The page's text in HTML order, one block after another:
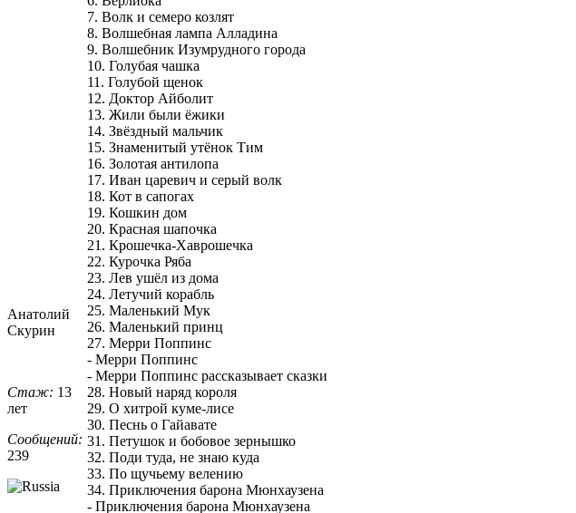
Анатолий
Скурин
Стаж: 13
лет
Сообщений:
239
7. Волк и семеро козлят
8. Волшебная лампа Алладина
9. Волшебник Изумрудного города
10. Голубая чашка
11. Голубой щенок
12. Доктор Айболит
13. Жили были ёжики
14. Звёздный мальчик
15. Знаменитый утёнок Тим
16. Золотая антилопа
17. Иван царевич и серый волк
18. Кот в сапогах
19. Кошкин дом
20. Красная шапочка
21. Крошечка-Хаврошечка
22. Курочка Ряба
23. Лев ушёл из дома
24. Летучий корабль
25. Маленький Мук
26. Маленький принц
27. Мерри Поппинс
- Мерри Поппинс
- Мерри Поппинс рассказывает сказки
28. Новый наряд короля
29. О хитрой куме-лисе
30. Песнь о Гайавате
31. Петушок и бобовое зернышко
32. Поди туда, не знаю куда
33. По щучьему велению
34. Приключения барона Мюнхаузена
- Приключения барона Мюнхаузена